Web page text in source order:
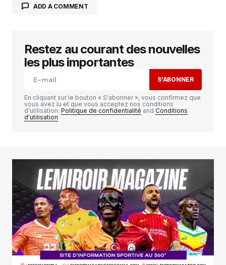
ADD A COMMENT
Votre adresse e-mail ne sera pas publiée. Les
champs obligatoires sont indiqués avec
Your E-mail*
Enregistrer mon nom, mon e-mail et mon
site dans le navigateur pour mon prochain
commentaire.
SUBMIT COMMENT
Restez au courant des nouvelles
les plus importantes
S'ABONNER
En cliquant sur le bouton « S'abonner », vous confirmez que
vous avez lu et que vous acceptez nos conditions
d'utilisation. Politique de confidentialité and Conditions
d'utilisation